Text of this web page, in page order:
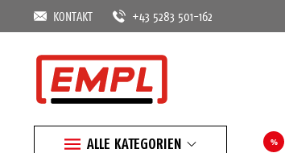
KONTAKT +43 5283 501-162
ALLE KATEGORIEN %